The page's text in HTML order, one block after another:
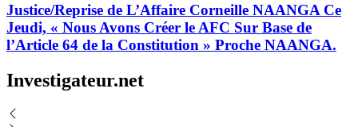
Justice/Reprise de L’Affaire Corneille NAANGA Ce
Jeudi, « Nous Avons Créer le AFC Sur Base de
l’Article 64 de la Constitution » Proche NAANGA.
Investigateur.net